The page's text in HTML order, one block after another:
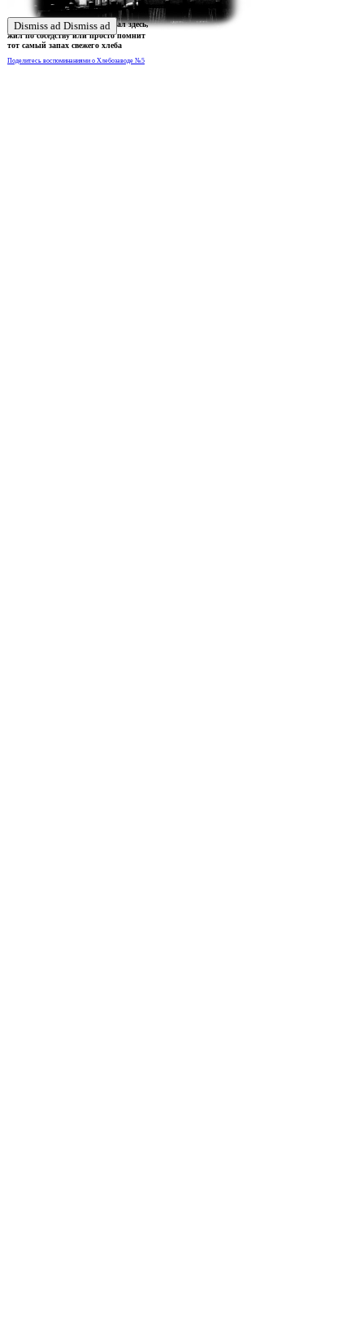
Поделитесь воспоминаниями о Хлебозаводе №5
Ждем истории тех, кто работал здесь,
жил по соседству или просто помнит
тот самый запах свежего хлеба
Dismiss ad Dismiss ad